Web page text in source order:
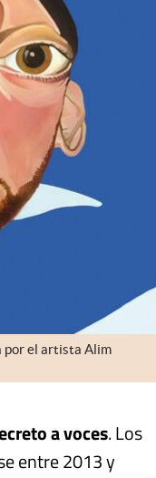
por el artista Alim
a voces. Los
entre 2013 y